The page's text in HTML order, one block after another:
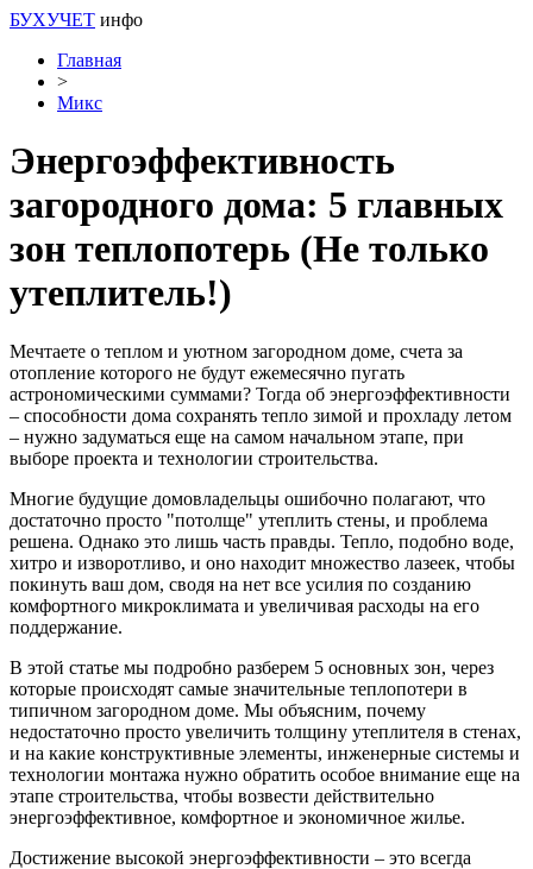
БУХУЧЕТ инфо
Главная
>
Микс
Энергоэффективность
загородного дома: 5 главных
зон теплопотерь (Не только
утеплитель!)
Мечтаете о теплом и уютном загородном доме, счета за
отопление которого не будут ежемесячно пугать
астрономическими суммами? Тогда об энергоэффективности
– способности дома сохранять тепло зимой и прохладу летом
– нужно задуматься еще на самом начальном этапе, при
выборе проекта и технологии строительства.
Многие будущие домовладельцы ошибочно полагают, что
достаточно просто "потолще" утеплить стены, и проблема
решена. Однако это лишь часть правды. Тепло, подобно воде,
хитро и изворотливо, и оно находит множество лазеек, чтобы
покинуть ваш дом, сводя на нет все усилия по созданию
комфортного микроклимата и увеличивая расходы на его
поддержание.
В этой статье мы подробно разберем 5 основных зон, через
которые происходят самые значительные теплопотери в
типичном загородном доме. Мы объясним, почему
недостаточно просто увеличить толщину утеплителя в стенах,
и на какие конструктивные элементы, инженерные системы и
технологии монтажа нужно обратить особое внимание еще на
этапе строительства, чтобы возвести действительно
энергоэффективное, комфортное и экономичное жилье.
Достижение высокой энергоэффективности – это всегда